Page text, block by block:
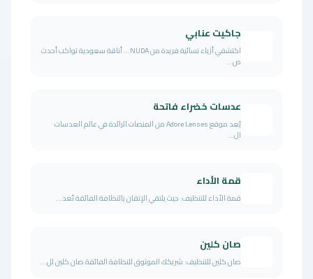
جاكيت عنابي
اكتشفي أزياء نسائية فريدة من NUDA… أناقة سعودية تواكب أحدث
ص...
عدسات خضراء فاتحة
يُعد موقع Adore Lenses من المنصات الرائدة في عالم العدسات
ال...
قمة الأداء
قمة الأداء للتنظيف: حيث يلتقي الإتقان بالنظافة الفائقة تُعد...
صان كلين
صان كلين للتنظيف: شريكك الموثوق للنظافة الفائقة صان كلين لل...